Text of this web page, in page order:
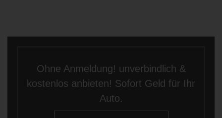
Ohne Anmeldung! unverbindlich &
kostenlos anbieten! Sofort Geld für Ihr
Auto.